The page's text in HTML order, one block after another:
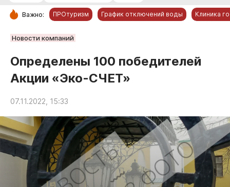
РУБРИКИ
Новости компаний
Статьи
Народные новости
Авто и транспорт
Благоустройство
Криминал
Культура
Недвижимость и ЖКХ
Важно: ПРОтуризм График отключений воды Клиника
Новости компаний
Определены 100 победителей
Акции «Эко-СЧЕТ»
07.11.2022, 15:33